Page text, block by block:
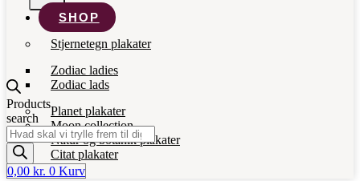
SHOP
Stjernetegn plakater
Zodiac ladies
Zodiac lads
Planet plakater
Moon collection
Natur og botanik plakater
Citat plakater
Products
search
0,00 kr. 0 Kurv